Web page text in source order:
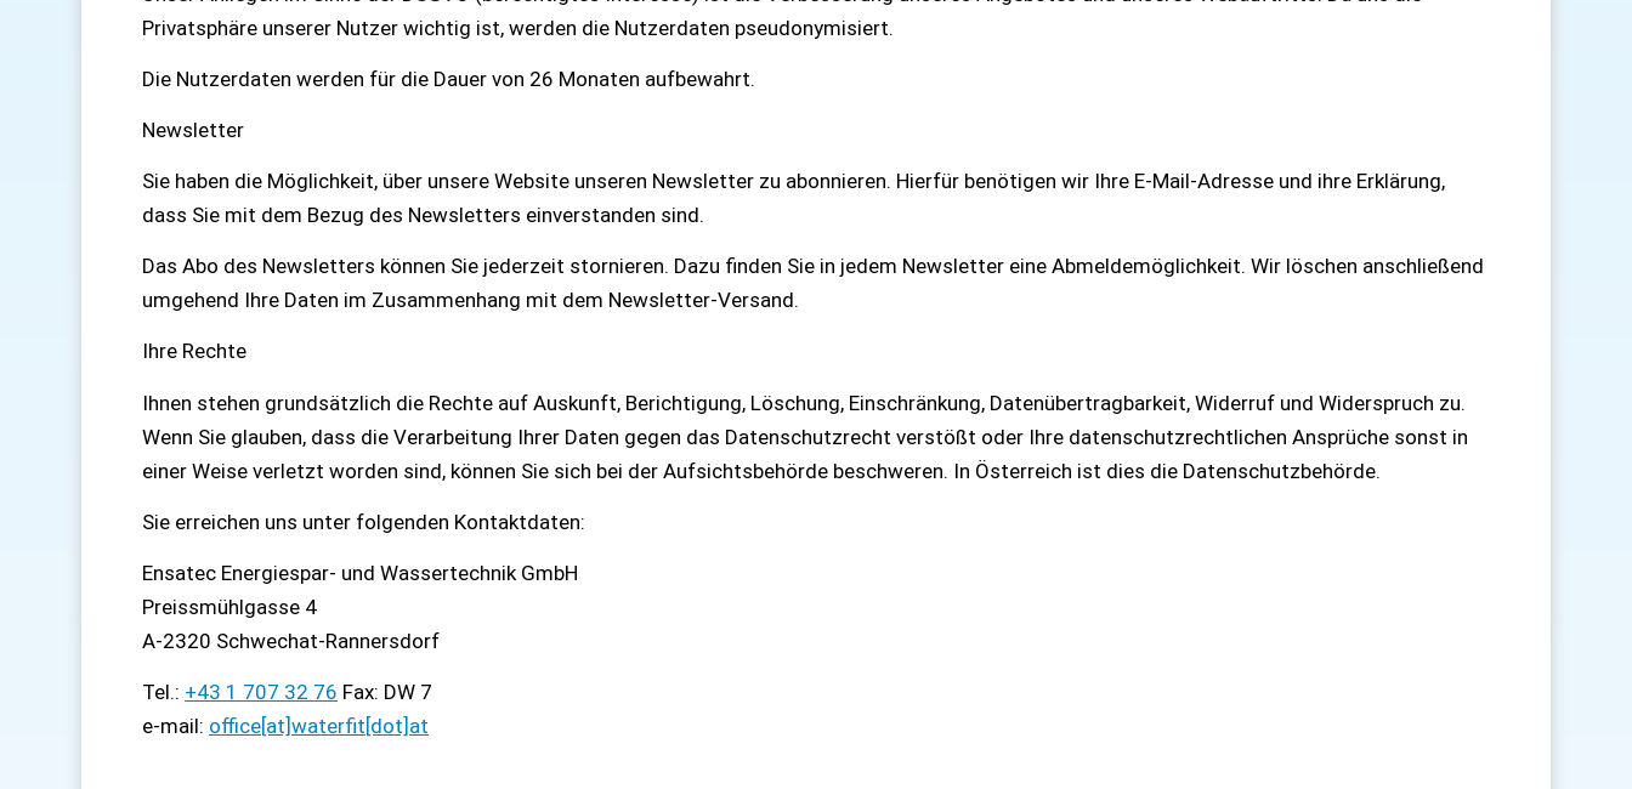
Privatsphäre unserer Nutzer wichtig ist, werden die Nutzerdaten pseudonymisiert.
Die Nutzerdaten werden für die Dauer von 26 Monaten aufbewahrt.
Newsletter
Sie haben die Möglichkeit, über unsere Website unseren Newsletter zu abonnieren. Hierfür benötigen wir Ihre E-Mail-Adresse und ihre Erklärung,
dass Sie mit dem Bezug des Newsletters einverstanden sind.
Das Abo des Newsletters können Sie jederzeit stornieren. Dazu finden Sie in jedem Newsletter eine Abmeldemöglichkeit. Wir löschen anschließend
umgehend Ihre Daten im Zusammenhang mit dem Newsletter-Versand.
Ihre Rechte
Ihnen stehen grundsätzlich die Rechte auf Auskunft, Berichtigung, Löschung, Einschränkung, Datenübertragbarkeit, Widerruf und Widerspruch zu.
Wenn Sie glauben, dass die Verarbeitung Ihrer Daten gegen das Datenschutzrecht verstößt oder Ihre datenschutzrechtlichen Ansprüche sonst in
einer Weise verletzt worden sind, können Sie sich bei der Aufsichtsbehörde beschweren. In Österreich ist dies die Datenschutzbehörde.
Sie erreichen uns unter folgenden Kontaktdaten:
Ensatec Energiespar- und Wassertechnik GmbH
Preissmühlgasse 4
A-2320 Schwechat-Rannersdorf
Tel.: +43 1 707 32 76 Fax: DW 7
e-mail: office[at]waterfit[dot]at